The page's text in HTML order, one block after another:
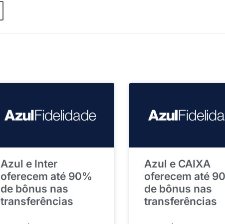
Azul e Inter
oferecem até 90%
de bônus nas
transferências
Azul e CAIXA
oferecem até
de bônus nas
transferências